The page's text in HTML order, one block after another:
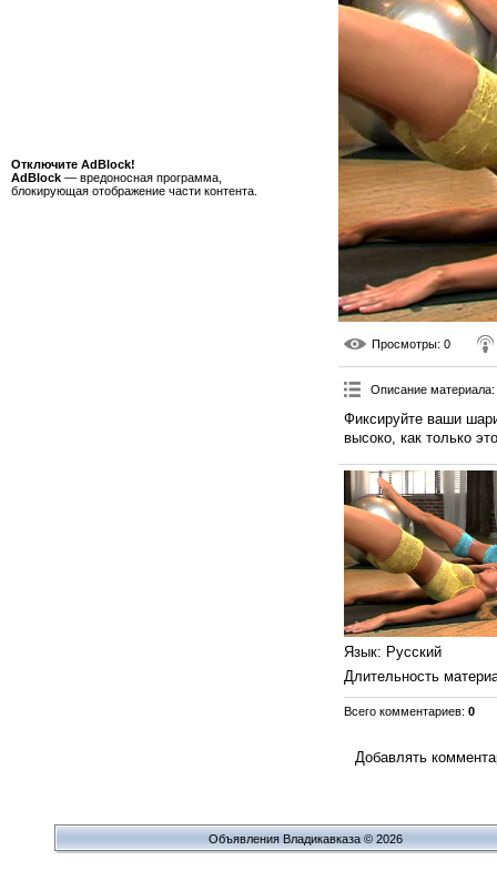
Отключите AdBlock!
AdBlock — вредоносная программа,
блокирующая отображение части контента.
Просмотры: 0
Описание материала:
Фиксируйте ваши
высоко, как только
Язык: Русский
Длительность
Всего комментариев: 0
Добавлять
Объявления Владикавказа © 2026